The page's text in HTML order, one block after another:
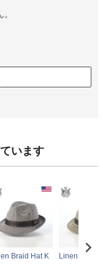
います
Braid Hat K
Linen Braid